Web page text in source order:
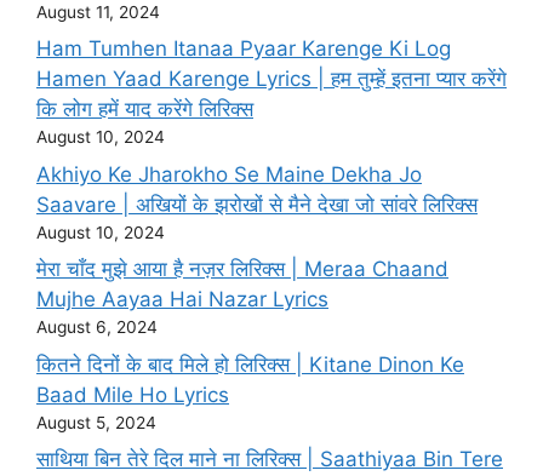
August 11, 2024
Ham Tumhen Itanaa Pyaar Karenge Ki Log
Hamen Yaad Karenge Lyrics | हम तुम्हें इतना प्यार करेंगे
कि लोग हमें याद करेंगे लिरिक्स
August 10, 2024
Akhiyo Ke Jharokho Se Maine Dekha Jo
Saavare | अखियों के झरोखों से मैने देखा जो सांवरे लिरिक्स
August 10, 2024
मेरा चाँद मुझे आया है नज़र लिरिक्स | Meraa Chaand
Mujhe Aayaa Hai Nazar Lyrics
August 6, 2024
कितने दिनों के बाद मिले हो लिरिक्स | Kitane Dinon Ke
Baad Mile Ho Lyrics
August 5, 2024
साथिया बिन तेरे दिल माने ना लिरिक्स | Saathiyaa Bin Tere